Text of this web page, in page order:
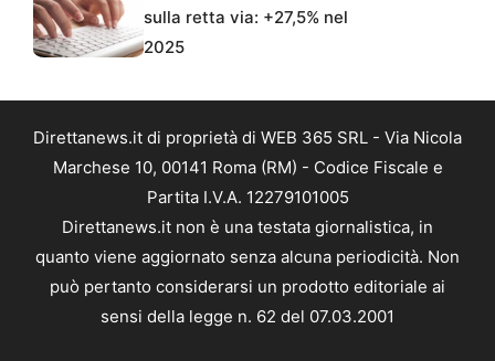
sulla retta via: +27,5% nel
2025
Direttanews.it di proprietà di WEB 365 SRL - Via Nicola
Marchese 10, 00141 Roma (RM) - Codice Fiscale e
Partita I.V.A. 12279101005
Direttanews.it non è una testata giornalistica, in
quanto viene aggiornato senza alcuna periodicità. Non
può pertanto considerarsi un prodotto editoriale ai
sensi della legge n. 62 del 07.03.2001